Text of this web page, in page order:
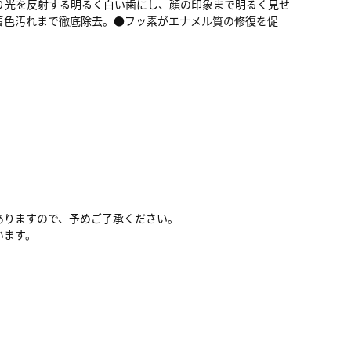
を反射する明るく白い歯にし、顔の印象まで明るく見せ
汚れまで徹底除去。●フッ素がエナメル質の修復を促
ますので、予めご了承ください。
す。